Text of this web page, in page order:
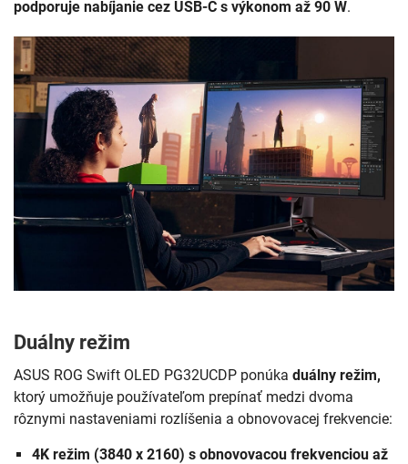
podporuje nabíjanie cez USB-C s výkonom až 90 W.
Duálny režim
ASUS ROG Swift OLED PG32UCDP ponúka duálny režim,
ktorý umožňuje používateľom prepínať medzi dvoma
rôznymi nastaveniami rozlíšenia a obnovovacej frekvencie:
4K režim (3840 x 2160) s obnovovacou frekvenciou až